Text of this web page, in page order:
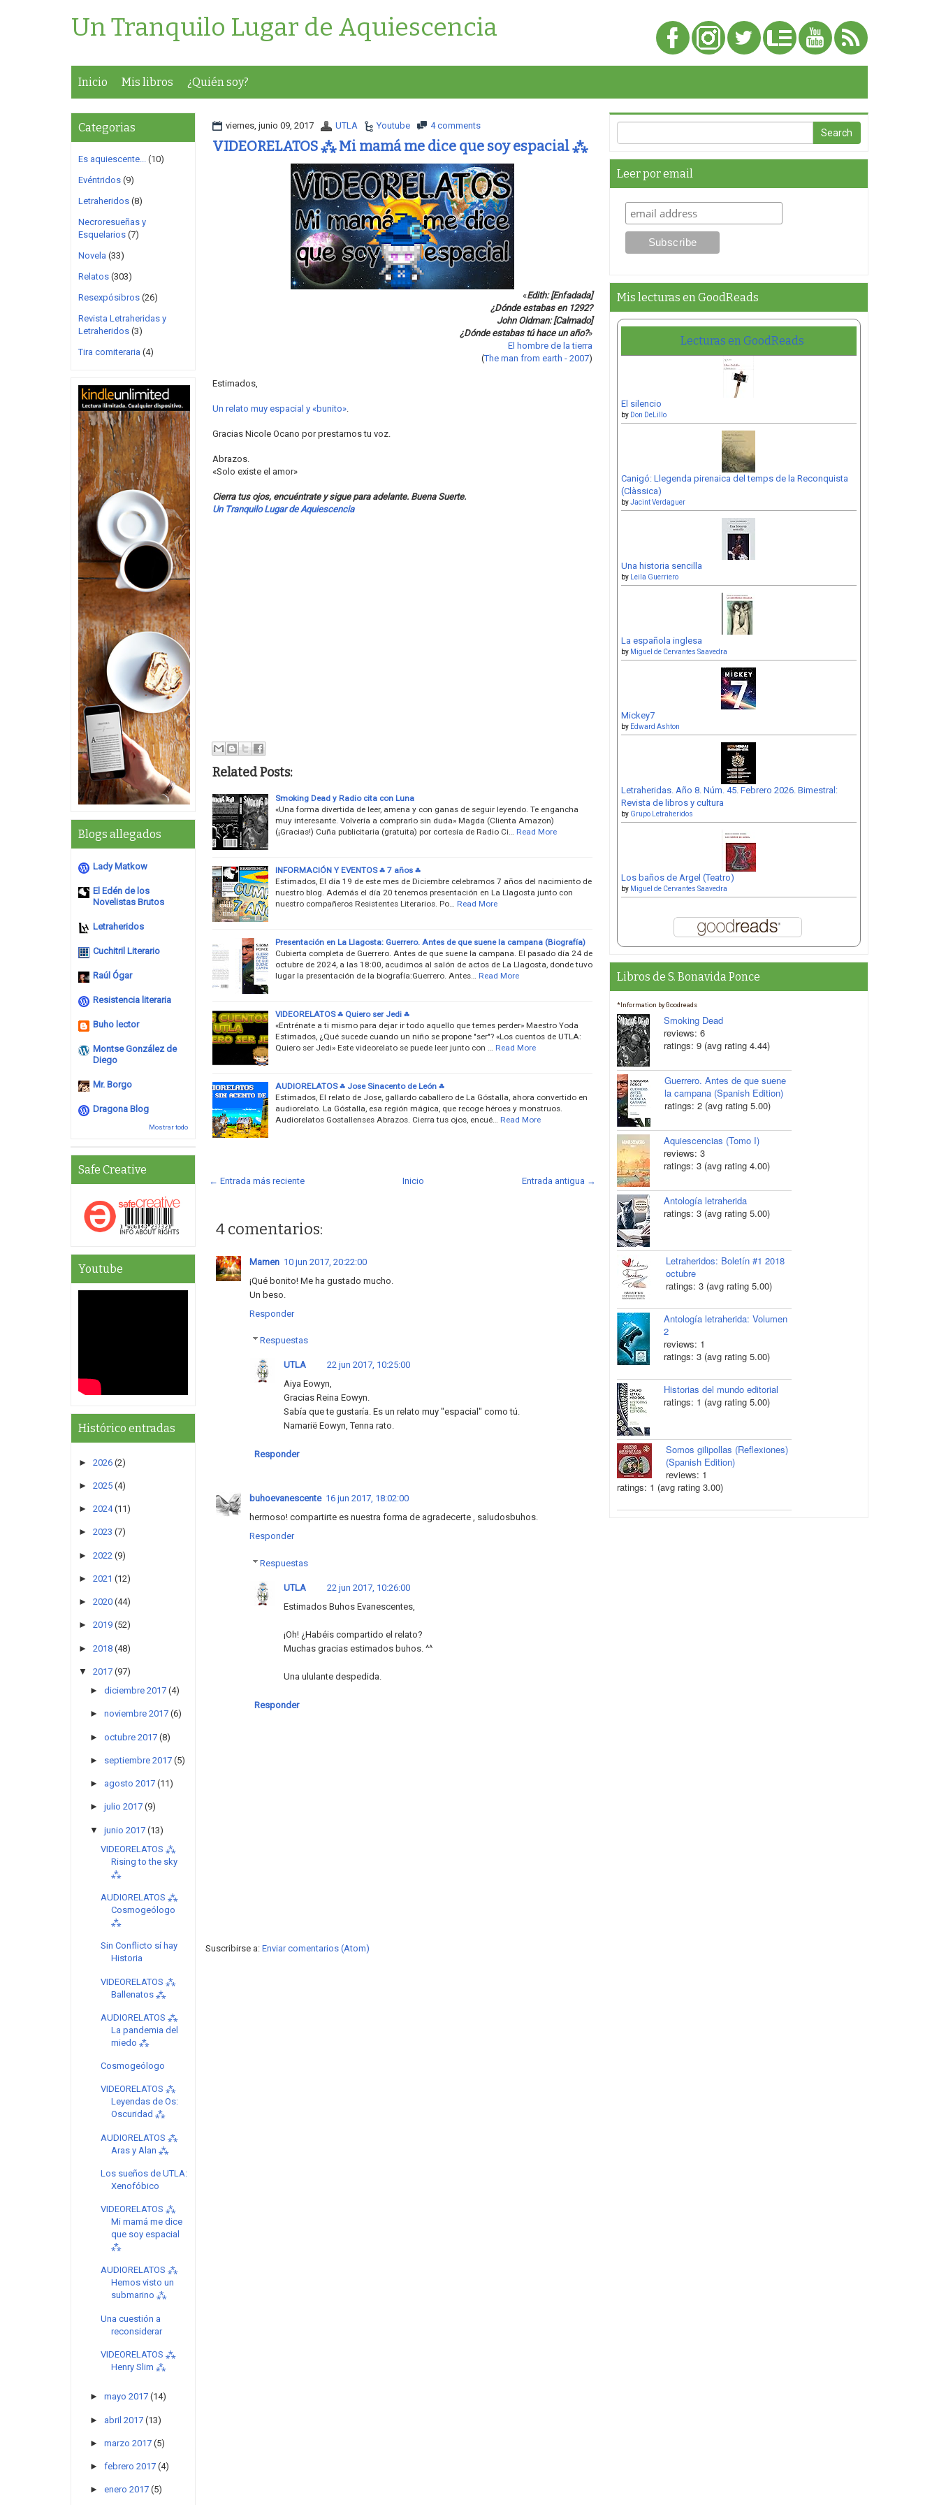
Un Tranquilo Lugar de Aquiescencia
Inicio Mis libros ¿Quién soy?
viernes, junio 09, 2017 UTLA Youtube 4 comments
VIDEORELATOS ⁂ Mi mamá me dice que soy espacial ⁂
«Edith: [Enfadada]
¿Dónde estabas en 1292?
John Oldman: [Calmado]
¿Dónde estabas tú hace un año?»
El hombre de la tierra
(The man from earth - 2007)
Estimados,
Un relato muy espacial y «bunito».
Gracias Nicole Ocano por prestarnos tu voz.
Abrazos.
«Solo existe el amor»
Cierra tus ojos, encuéntrate y sigue para adelante. Buena Suerte.
Un Tranquilo Lugar de Aquiescencia
Related Posts:
Smoking Dead y Radio cita con Luna
«Una forma divertida de leer, amena y con ganas de seguir leyendo. Te engancha
muy interesante. Volvería a comprarlo sin duda» Magda (Clienta Amazon)
(¡Gracias!) Cuña publicitaria (gratuita) por cortesía de Radio Ci…
Read More
INFORMACIÓN Y EVENTOS ⁂ 7 años ⁂
Estimados, El día 19 de este mes de Diciembre celebramos 7 años del nacimiento de
nuestro blog. Además el día 20 tenemos presentación en La Llagosta junto con
nuestro compañeros Resistentes Literarios. Po…
Read More
Presentación en La Llagosta: Guerrero. Antes de que suene la campana (Biografía)
Cubierta completa de Guerrero. Antes de que suene la campana. El pasado día 24 de
octubre de 2024, a las 18:00, acudimos al salón de actos de La Llagosta, donde tuvo
lugar la presentación de la biografía:Guerrero. Antes…
Read More
VIDEORELATOS ⁂ Quiero ser Jedi ⁂
«Entrénate a ti mismo para dejar ir todo aquello que temes perder» Maestro Yoda
Estimados, ¿Qué sucede cuando un niño se propone "ser"? «Los cuentos de UTLA:
Quiero ser Jedi» Este videorelato se puede leer junto con …
Read More
AUDIORELATOS ⁂ Jose Sinacento de León ⁂
Estimados, El relato de Jose, gallardo caballero de La Góstalla, ahora convertido en
audiorelato. La Góstalla, esa región mágica, que recoge héroes y monstruos.
Audiorelatos Gostallenses Abrazos. Cierra tus ojos, encué…
Read More
← Entrada más reciente Entrada antigua →
Inicio
4 comentarios:
Mamen 10 jun 2017, 20:22:00
¡Qué bonito! Me ha gustado mucho.
Un beso.
Responder
Respuestas
UTLA
22 jun 2017, 10:25:00
Aiya Eowyn,
Gracias Reina Eowyn.
Sabía que te gustaría. Es un relato muy "espacial" como tú.
Namarië Eowyn, Tenna rato.
Responder
buhoevanescente 16 jun 2017, 18:02:00
hermoso! compartirte es nuestra forma de agradecerte , saludosbuhos.
Responder
Respuestas
UTLA
22 jun 2017, 10:26:00
Estimados Buhos Evanescentes,
¡Oh! ¿Habéis compartido el relato?
Muchas gracias estimados buhos. ^^
Una ululante despedida.
Responder
Suscribirse a: Enviar comentarios (Atom)
Categorias
Es aquiescente... (10)
Evéntridos (9)
Letraheridos (8)
Necroresueñas y
Esquelarios (7)
Novela (33)
Relatos (303)
Resexpósibros (26)
Revista Letraheridas y
Letraheridos (3)
Tira comiteraria (4)
Blogs allegados
Lady Matkow
El Edén de los
Novelistas Brutos
Letraheridos
Cuchitril Literario
Raúl Ógar
Resistencia literaria
Buho lector
Montse González de
Diego
Mr. Borgo
Dragona Blog
Mostrar todo
Safe Creative
Youtube
Histórico entradas
► 2026 (2)
► 2025 (4)
► 2024 (11)
► 2023 (7)
► 2022 (9)
► 2021 (12)
► 2020 (44)
► 2019 (52)
► 2018 (48)
▼ 2017 (97)
► diciembre 2017 (4)
► noviembre 2017 (6)
► octubre 2017 (8)
► septiembre 2017 (5)
► agosto 2017 (11)
► julio 2017 (9)
▼ junio 2017 (13)
VIDEORELATOS ⁂
Rising to the sky
⁂
AUDIORELATOS ⁂
Cosmogeólogo
⁂
Sin Conflicto sí hay
Historia
VIDEORELATOS ⁂
Ballenatos ⁂
AUDIORELATOS ⁂
La pandemia del
miedo ⁂
Cosmogeólogo
VIDEORELATOS ⁂
Leyendas de Os:
Oscuridad ⁂
AUDIORELATOS ⁂
Aras y Alan ⁂
Los sueños de UTLA:
Xenofóbico
VIDEORELATOS ⁂
Mi mamá me dice
que soy espacial
⁂
AUDIORELATOS ⁂
Hemos visto un
submarino ⁂
Una cuestión a
reconsiderar
VIDEORELATOS ⁂
Henry Slim ⁂
► mayo 2017 (14)
► abril 2017 (13)
► marzo 2017 (5)
► febrero 2017 (4)
► enero 2017 (5)
Leer por email
Mis lecturas en GoodReads
Lecturas en GoodReads
El silencio
by Don DeLillo
Canigó: Llegenda pirenaica del temps de la Reconquista
(Clàssica)
byJacint Verdaguer
Una historia sencilla
by Leila Guerriero
La española inglesa
by Miguel de Cervantes Saavedra
Mickey7
by Edward Ashton
Letraheridas. Año 8. Núm. 45. Febrero 2026. Bimestral:
Revista de libros y cultura
by Grupo Letraheridos
Los baños de Argel (Teatro)
by Miguel de Cervantes Saavedra
Libros de S. Bonavida Ponce
*Information by Goodreads
Smoking Dead
reviews: 6
ratings: 9 (avg rating 4.44)
Guerrero. Antes de que suene
la campana (Spanish Edition)
ratings: 2 (avg rating 5.00)
Aquiescencias (Tomo I)
reviews: 3
ratings: 3 (avg rating 4.00)
Antología letraherida
ratings: 3 (avg rating 5.00)
Letraheridos: Boletín #1 2018
octubre
ratings: 3 (avg rating 5.00)
Antología letraherida: Volumen
2
reviews: 1
ratings: 3 (avg rating 5.00)
Historias del mundo editorial
ratings: 1 (avg rating 5.00)
Somos gilipollas (Reflexiones)
(Spanish Edition)
reviews: 1
ratings: 1 (avg rating 3.00)